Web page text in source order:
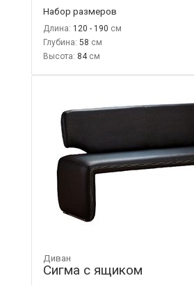
Набор размеров
Длина: 120 - 190
Глубина: 58
Высота: 84
Диван
Сигма с ящиком